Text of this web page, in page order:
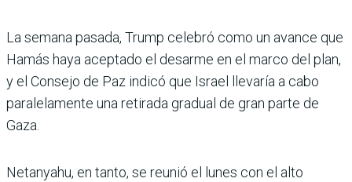
La semana pasada, Trump celebró como un avance que
Hamás haya aceptado el desarme en el marco del plan,
y el Consejo de Paz indicó que Israel llevaría a cabo
paralelamente una retirada gradual de gran parte de
Gaza.
Netanyahu, en tanto, se reunió el lunes con el alto